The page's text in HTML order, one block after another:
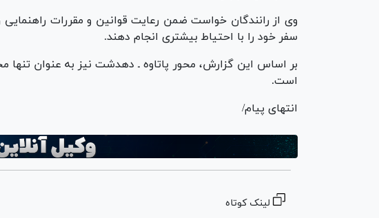
وی از رانندگان خواست ضمن رعایت قوانین و مقررات راهنمایی
سفر خود را با احتیاط بیشتری انجام دهند.
بر اساس این گزارش، محور پاتاوه ـ دهدشت نیز به عنوان
است.
انتهای پیام/
لینک کوتاه